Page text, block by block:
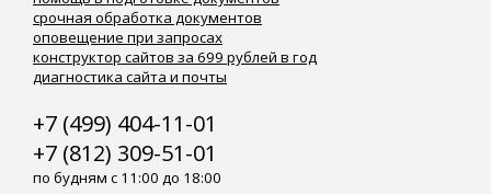
срочная обработка документов
оповещение при запросах
конструктор сайтов за 699 рублей в год
диагностика сайта и почты
+7 (499) 404-11-01
+7 (812) 309-51-01
по будням с 11:00 до 18:00